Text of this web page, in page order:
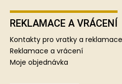
REKLAMACE A VRÁCENÍ
Kontakty pro vratky a reklamace
Reklamace a vrácení
Moje objednávka